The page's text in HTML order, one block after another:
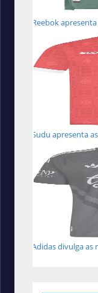
Reebok
Sudu apresenta
Adidas divulga as